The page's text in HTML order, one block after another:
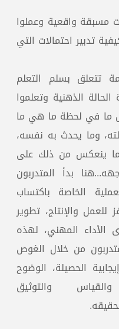
مسبقة واقعية وعملوا
تدبير احتمالات التي
تتعلق بسلم التعلم
الذهنية وتعلموا
ما في لحظة ما هي ما
وما يحدث به نفسه،
ينعكس من ذلك على
بدأ المتدربون
الخاصة باكتساب
للعمل والإنتاج، تطوير
الأداء المهني، لهذه
من خلال الغوص
الحصيلة، الوضوح
والتوثيق